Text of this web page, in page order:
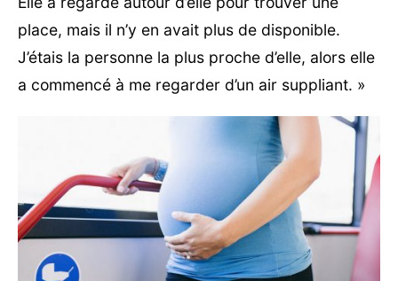
place, mais il n’y en avait plus de disponible.
J’étais la personne la plus proche d’elle, alors elle
a commencé à me regarder d’un air suppliant. »